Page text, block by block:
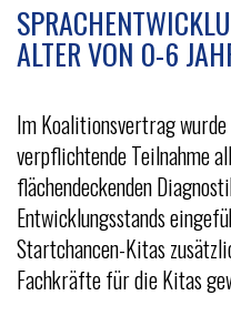
ALTER VON 0-6
Im Koalitionsvertrag
verpflichtende Teilnahme
flächendeckenden
Entwicklungsstands
Startchancen-Kitas
Fachkräfte für die Kitas